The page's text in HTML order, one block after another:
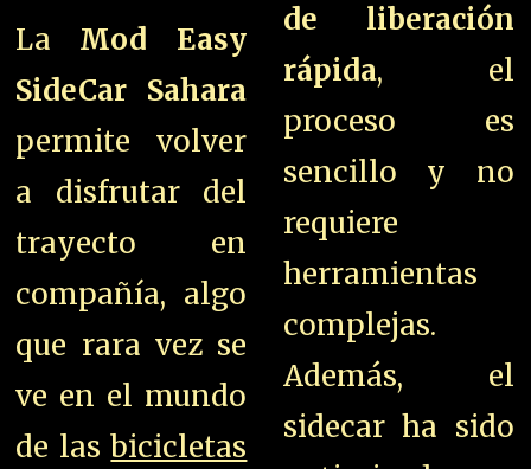
La Mod Easy
SideCar Sahara
permite volver
a disfrutar del
trayecto en
compañía, algo
que rara vez se
ve en el mundo
de lasbicicletas
de liberación
rápida, el
proceso es
sencillo y no
requiere
herramientas
complejas.
Además, el
sidecar ha sido